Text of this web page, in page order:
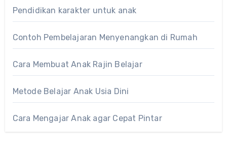
Pendidikan karakter untuk anak
Contoh Pembelajaran Menyenangkan di Rumah
Cara Membuat Anak Rajin Belajar
Metode Belajar Anak Usia Dini
Cara Mengajar Anak agar Cepat Pintar